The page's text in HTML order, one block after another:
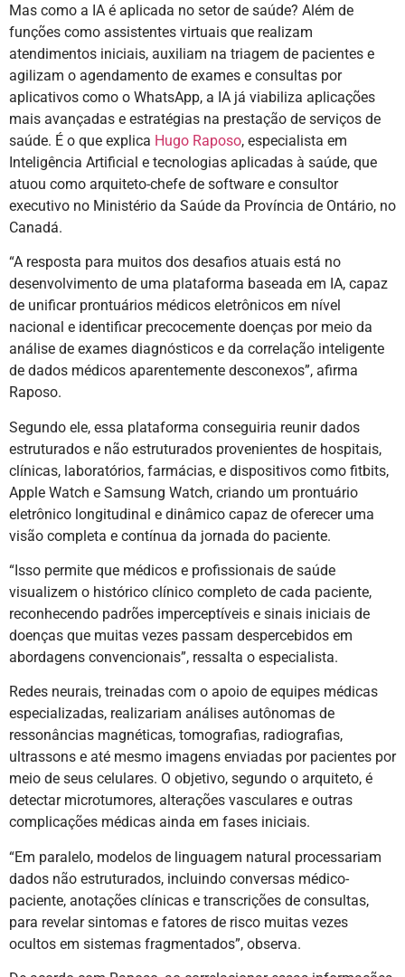
Mas como a IA é aplicada no setor de saúde? Além de
funções como assistentes virtuais que realizam
atendimentos iniciais, auxiliam na triagem de pacientes e
agilizam o agendamento de exames e consultas por
aplicativos como o WhatsApp, a IA já viabiliza aplicações
mais avançadas e estratégias na prestação de serviços de
saúde. É o que explica Hugo Raposo, especialista em
Inteligência Artificial e tecnologias aplicadas à saúde, que
atuou como arquiteto-chefe de software e consultor
executivo no Ministério da Saúde da Província de Ontário, no
Canadá.
“A resposta para muitos dos desafios atuais está no
desenvolvimento de uma plataforma baseada em IA, capaz
de unificar prontuários médicos eletrônicos em nível
nacional e identificar precocemente doenças por meio da
análise de exames diagnósticos e da correlação inteligente
de dados médicos aparentemente desconexos”, afirma
Raposo.
Segundo ele, essa plataforma conseguiria reunir dados
estruturados e não estruturados provenientes de hospitais,
clínicas, laboratórios, farmácias, e dispositivos como fitbits,
Apple Watch e Samsung Watch, criando um prontuário
eletrônico longitudinal e dinâmico capaz de oferecer uma
visão completa e contínua da jornada do paciente.
“Isso permite que médicos e profissionais de saúde
visualizem o histórico clínico completo de cada paciente,
reconhecendo padrões imperceptíveis e sinais iniciais de
doenças que muitas vezes passam despercebidos em
abordagens convencionais”, ressalta o especialista.
Redes neurais, treinadas com o apoio de equipes médicas
especializadas, realizariam análises autônomas de
ressonâncias magnéticas, tomografias, radiografias,
ultrassons e até mesmo imagens enviadas por pacientes por
meio de seus celulares. O objetivo, segundo o arquiteto, é
detectar microtumores, alterações vasculares e outras
complicações médicas ainda em fases iniciais.
“Em paralelo, modelos de linguagem natural processariam
dados não estruturados, incluindo conversas médico-
paciente, anotações clínicas e transcrições de consultas,
para revelar sintomas e fatores de risco muitas vezes
ocultos em sistemas fragmentados”, observa.